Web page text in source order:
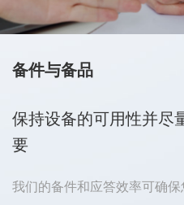
备件与备品
保持设备的可用性并尽
要
我们的备件和应答效率可确